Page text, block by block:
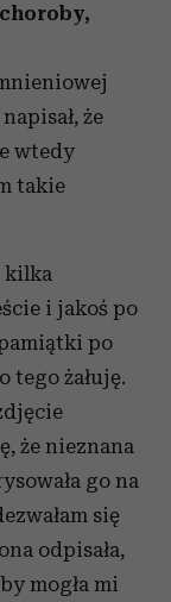
że
wtedy
takie
kilka
i jakoś po
po
tego żałuję.
że nieznana
go na
się
odpisała,
mogła mi